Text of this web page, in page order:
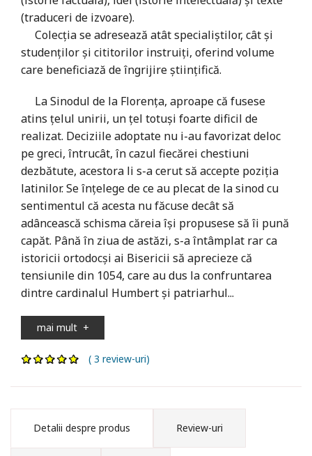
(traduceri de izvoare).
Colecția se adresează atât specialiștilor, cât și
studenților și cititorilor instruiți, oferind volume
care beneficiază de îngrijire științifică.
La Sinodul de la Florența, aproape că fusese
atins țelul unirii, un țel totuși foarte dificil de
realizat. Deciziile adoptate nu i-au favorizat deloc
pe greci, întrucât, în cazul fiecărei chestiuni
dezbătute, acestora li s-a cerut să accepte poziția
latinilor. Se înțelege de ce au plecat de la sinod cu
sentimentul că acesta nu făcuse decât să
adâncească schisma căreia își propusese să îi pună
capăt. Până în ziua de astăzi, s-a întâmplat rar ca
istoricii ortodocși ai Bisericii să aprecieze că
tensiunile din 1054, care au dus la confruntarea
dintre cardinalul Humbert și patriarhul...
mai mult +
( 3 review-uri)
Detalii despre produs Review-uri